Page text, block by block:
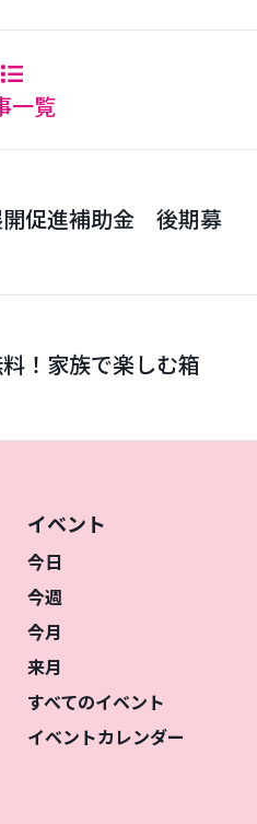
一覧
開促進補助金 後期募
！家族で楽しむ箱
イベント
今日
今週
今月
来月
すべてのイベント
イベントカレンダー